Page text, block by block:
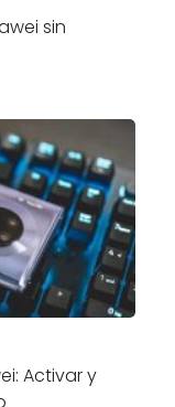
sin
Activar y